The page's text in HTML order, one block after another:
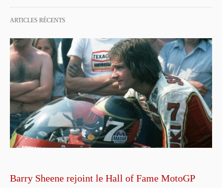
ARTICLES RÉCENTS
Barry Sheene rejoint le Hall of Fame MotoGP